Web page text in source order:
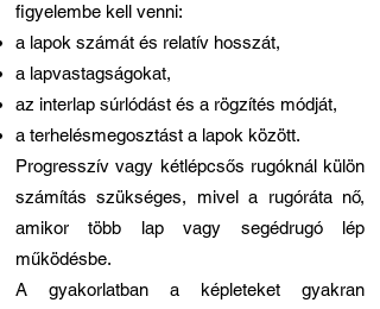
figyelembe kell venni:
a lapok számát és relatív hosszát,
a lapvastagságokat,
az interlap súrlódást és a rögzítés módját,
a terhelésmegosztást a lapok között.
Progresszív vagy kétlépcsős rugóknál külön
számítás szükséges, mivel a rugóráta nő,
amikor több lap vagy segédrugó lép
működésbe.
A gyakorlatban a képleteket gyakran